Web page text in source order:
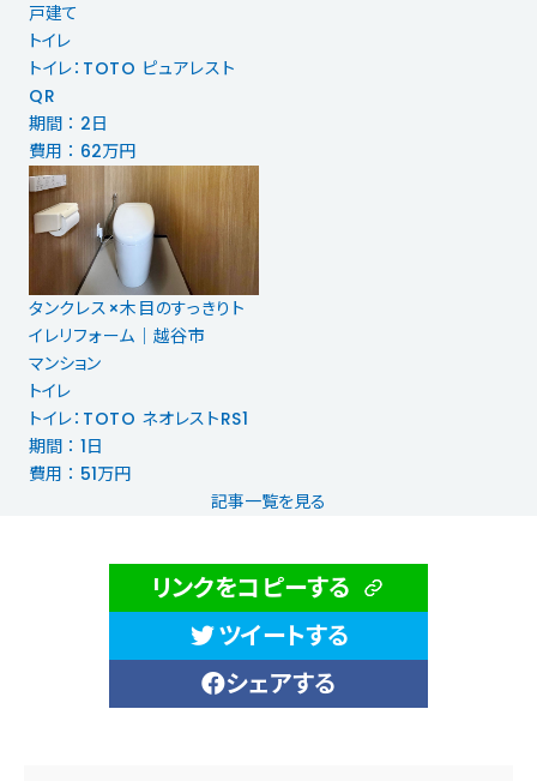
戸建て
トイレ
トイレ：TOTO ピュアレスト
QR
期間 ： 2日
費用 ： 62万円
タンクレス×木目のすっきりト
イレリフォーム｜越谷市
マンション
トイレ
トイレ：TOTO ネオレストRS1
期間 ： 1日
費用 ： 51万円
記事一覧を見る
リンクをコピーする
ツイートする
シェアする